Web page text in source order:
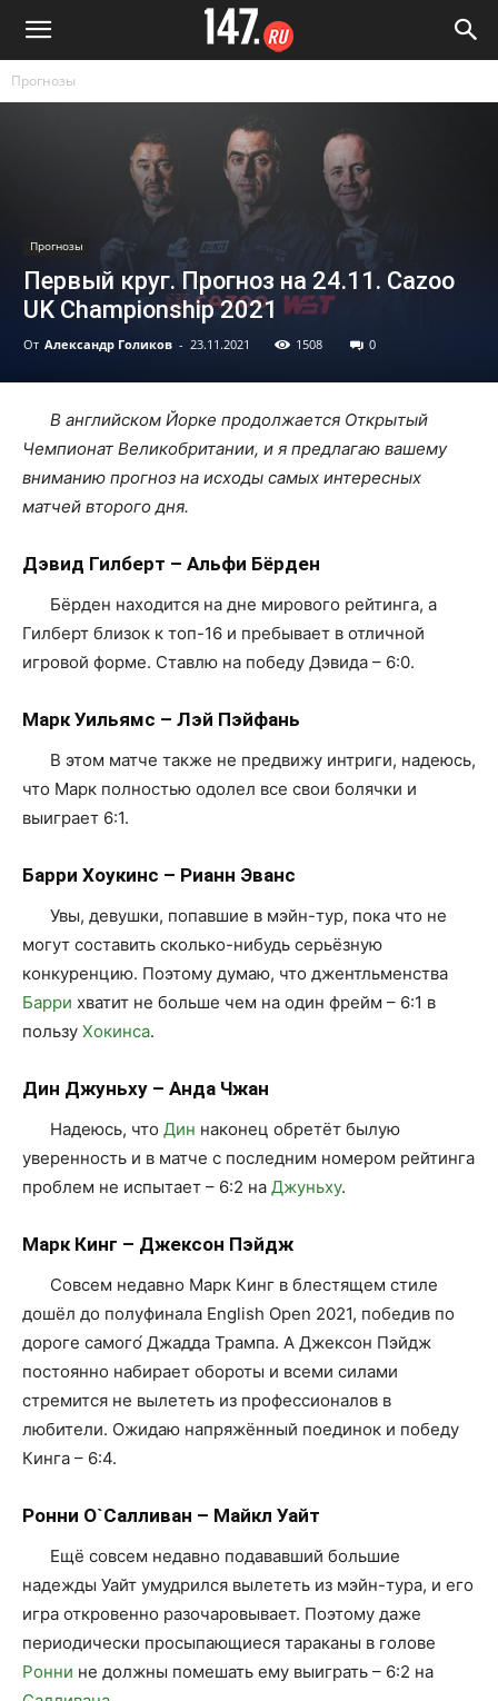
Прогнозы
Прогнозы
Первый круг. Прогноз на 24.11. Cazoo
UK Championship 2021
От Александр Голиков - 23.11.2021 1508 0
В английском Йорке продолжается Открытый
Чемпионат Великобритании, и я предлагаю вашему
вниманию прогноз на исходы самых интересных
матчей второго дня.
Дэвид Гилберт – Альфи Бёрден
Бёрден находится на дне мирового рейтинга, а
Гилберт близок к топ-16 и пребывает в отличной
игровой форме. Ставлю на победу Дэвида – 6:0.
Марк Уильямс – Лэй Пэйфань
В этом матче также не предвижу интриги, надеюсь,
что Марк полностью одолел все свои болячки и
выиграет 6:1.
Барри Хоукинс – Рианн Эванс
Увы, девушки, попавшие в мэйн-тур, пока что не
могут составить сколько-нибудь серьёзную
конкуренцию. Поэтому думаю, что джентльменства
Барри хватит не больше чем на один фрейм – 6:1 в
пользу Хокинса.
Дин Джуньху – Анда Чжан
Надеюсь, что Дин наконец обретёт былую
уверенность и в матче с последним номером рейтинга
проблем не испытает – 6:2 на Джуньху.
Марк Кинг – Джексон Пэйдж
Совсем недавно Марк Кинг в блестящем стиле
дошёл до полуфинала English Open 2021, победив по
дороге самого́ Джадда Трампа. А Джексон Пэйдж
постоянно набирает обороты и всеми силами
стремится не вылететь из профессионалов в
любители. Ожидаю напряжённый поединок и победу
Кинга – 6:4.
Ронни О`Салливан – Майкл Уайт
Ещё совсем недавно подававший большие
надежды Уайт умудрился вылететь из мэйн-тура, и его
игра откровенно разочаровывает. Поэтому даже
периодически просыпающиеся тараканы в голове
Ронни не должны помешать ему выиграть – 6:2 на